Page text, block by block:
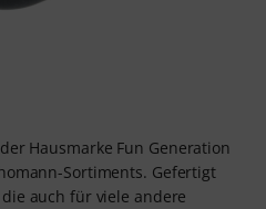
Hausmarke Fun Generation
Sortiments. Gefertigt
auch für viele andere